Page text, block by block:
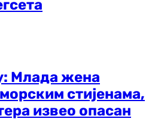
Млада жена
стијенама,
извео опасан